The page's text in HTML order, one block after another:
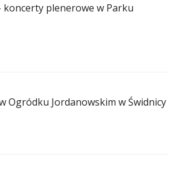
koncerty plenerowe w Parku
Ogródku Jordanowskim w Świdnicy